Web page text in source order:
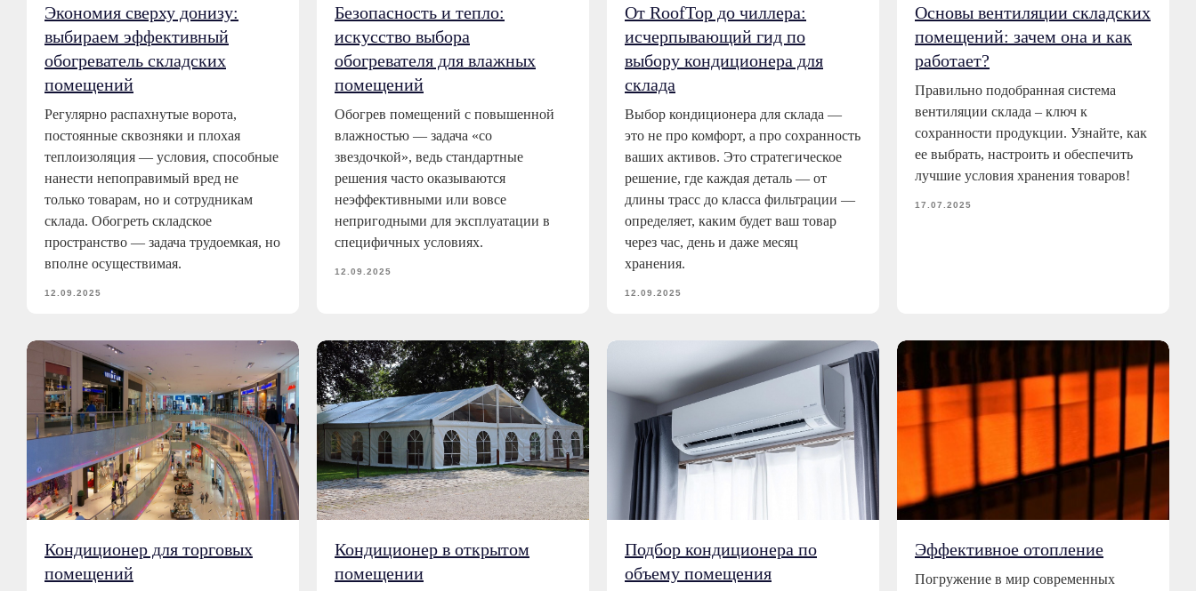
Экономия сверху донизу:
выбираем эффективный
обогреватель складских
помещений
Регулярно распахнутые ворота,
постоянные сквозняки и плохая
теплоизоляция — условия, способные
нанести непоправимый вред не
только товарам, но и сотрудникам
склада. Обогреть складское
пространство — задача трудоемкая, но
вполне осуществимая.
12.09.2025
Безопасность и тепло:
искусство выбора
обогревателя для влажных
помещений
Обогрев помещений с повышенной
влажностью — задача «со
звездочкой», ведь стандартные
решения часто оказываются
неэффективными или вовсе
непригодными для эксплуатации в
специфичных условиях.
12.09.2025
От RoofTop до чиллера:
исчерпывающий гид по
выбору кондиционера для
склада
Выбор кондиционера для склада —
это не про комфорт, а про сохранность
ваших активов. Это стратегическое
решение, где каждая деталь — от
длины трасс до класса фильтрации —
определяет, каким будет ваш товар
через час, день и даже месяц
хранения.
12.09.2025
Основы вентиляции складских
помещений: зачем она и как
работает?
Правильно подобранная система
вентиляции склада – ключ к
сохранности продукции. Узнайте, как
ее выбрать, настроить и обеспечить
лучшие условия хранения товаров!
17.07.2025
Кондиционер для торговых
помещений
Кондиционер в открытом
помещении
Подбор кондиционера по
объему помещения
Эффективное отопление
Погружение в мир современных